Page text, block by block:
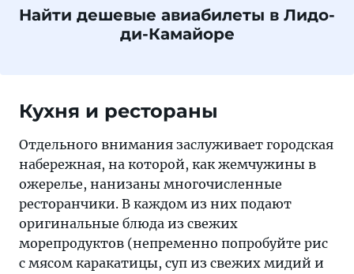
Найти дешевые авиабилеты в Лидо-
ди-Камайоре
Кухня и рестораны
Отдельного внимания заслуживает городская
набережная, на которой, как жемчужины в
ожерелье, нанизаны многочисленные
ресторанчики. В каждом из них подают
оригинальные блюда из свежих
морепродуктов (непременно попробуйте рис
с мясом каракатицы, суп из свежих мидий и